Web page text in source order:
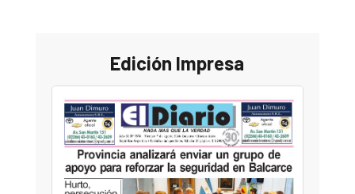
Edición Impresa